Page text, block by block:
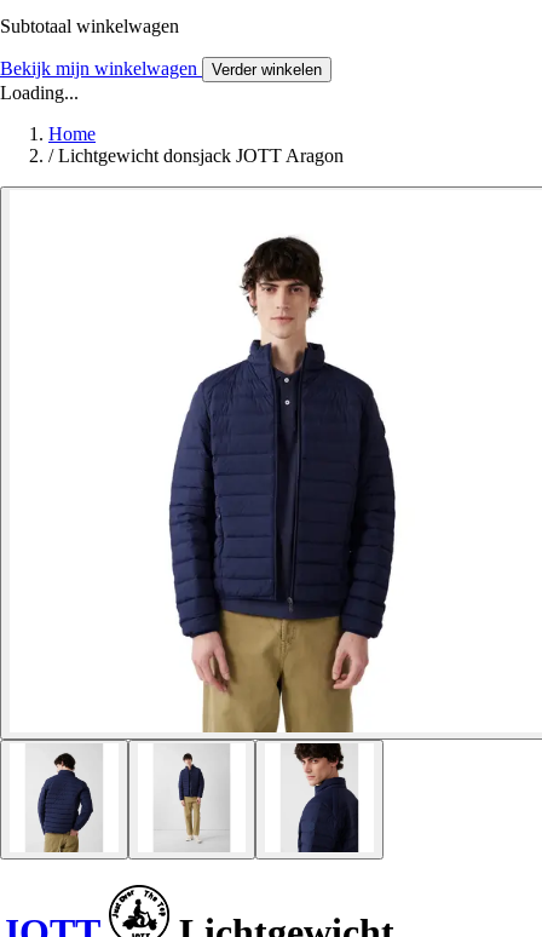
Subtotaal winkelwagen
Bekijk mijn winkelwagen Verder winkelen
Loading...
Home
/ Lichtgewicht donsjack JOTT Aragon